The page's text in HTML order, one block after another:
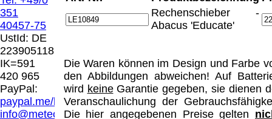
351
40457-75
UstId: DE
223905118
IK=591
420 965
PayPal:
paypal.me/blindenhilfsmittel
info@meteor.vision
Rechenschieber -
Abacus 'Educate'
Die Waren können im Design und Farbe
den Abbildungen abweichen! Auf
wird keineGarantie gegeben, sie dienen
Veranschaulichung der
Die hier angegebenen Preise gelten
technische Änderungen vorbehalten.
letzte Änderung: 14. September 2025 Blinden
Hilfsmittel Vertrieb Dresden,
Mit einem Urteil vom 12.05.1998 - 312 O
85/98 - Haftung für Links hat das Landgericht
Hamburg entschieden, dass man durch die
Anbringung eines Links, die Inhalte der
gelinkten Seite ggf. mit zu verantworten hat.